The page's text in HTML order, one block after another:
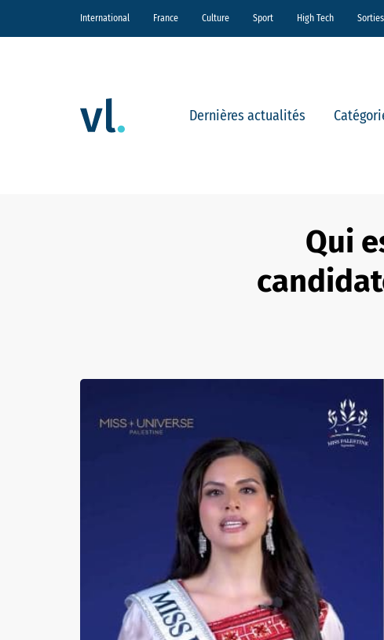
International France Culture Sport High Tech Sorties
Dernières actualités
Qui